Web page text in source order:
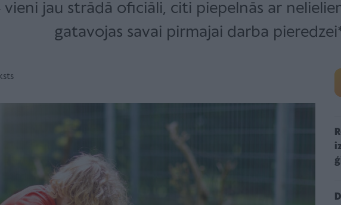
jau strādā oficiāli, citi piepelnās ar
gatavojas savai pirmajai darba